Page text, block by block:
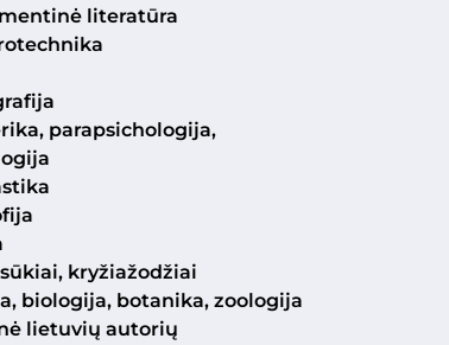
literatūra
parapsichologija,
kryžiažodžiai
biologija, botanika, zoologija
lietuvių autorių